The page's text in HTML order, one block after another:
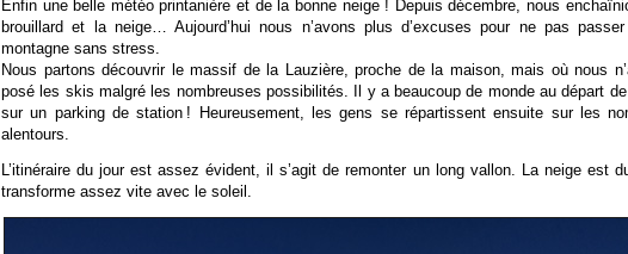
Enfin une belle météo printanière et de la bonne neige ! Depuis décembre, nous
brouillard et la neige… Aujourd’hui nous n’avons plus d’excuses pour ne pas
montagne sans stress.
Nous partons découvrir le massif de la Lauzière, proche de la maison, mais où nous
posé les skis malgré les nombreuses possibilités. Il y a beaucoup de monde au départ
sur un parking de station ! Heureusement, les gens se répartissent ensuite sur les
alentours.
L’itinéraire du jour est assez évident, il s’agit de remonter un long vallon. La neige est
transforme assez vite avec le soleil.